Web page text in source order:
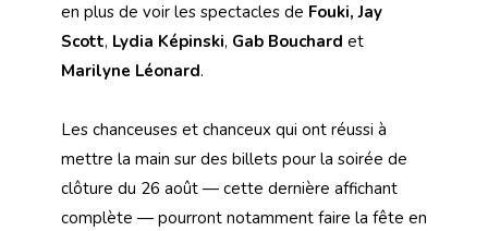
en plus de voir les spectacles de Fouki, Jay
Scott, Lydia Képinski, Gab Bouchard et
Marilyne Léonard.
Les chanceuses et chanceux qui ont réussi à
mettre la main sur des billets pour la soirée de
clôture du 26 août — cette dernière affichant
complète — pourront notamment faire la fête en